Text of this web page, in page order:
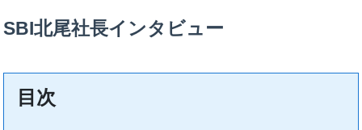
SBI北尾社長インタビュー
目次